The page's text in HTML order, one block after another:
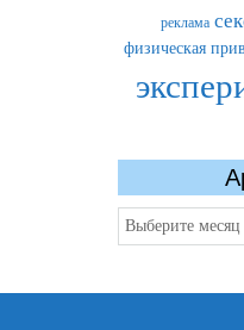
реклама
физическая
Архивы